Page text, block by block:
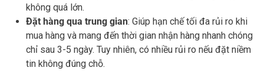
không quá lớn.
Đặt hàng qua trung gian: Giúp hạn chế tối đa rủi ro khi
mua hàng và mang đến thời gian nhận hàng nhanh chóng
chỉ sau 3-5 ngày. Tuy nhiên, có nhiều rủi ro nếu đặt niềm
tin không đúng chỗ.